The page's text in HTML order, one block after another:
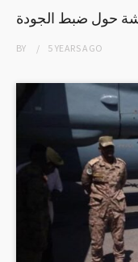
حول ضبط الجودة
BY 5 YEARSAGO